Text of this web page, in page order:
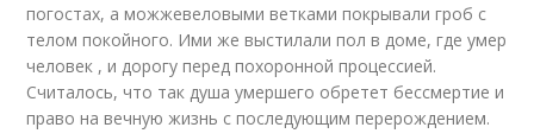
погостах, а можжевеловыми ветками покрывали гроб с
телом покойного. Ими же выстилали пол в доме, где умер
человек , и дорогу перед похоронной процессией.
Считалось, что так душа умершего обретет бессмертие и
право на вечную жизнь с последующим перерождением.